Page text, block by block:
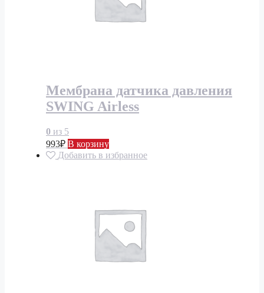
Мембрана датчика давления
SWING Airless
0 из 5
993₽ В корзину
Добавить в избранное